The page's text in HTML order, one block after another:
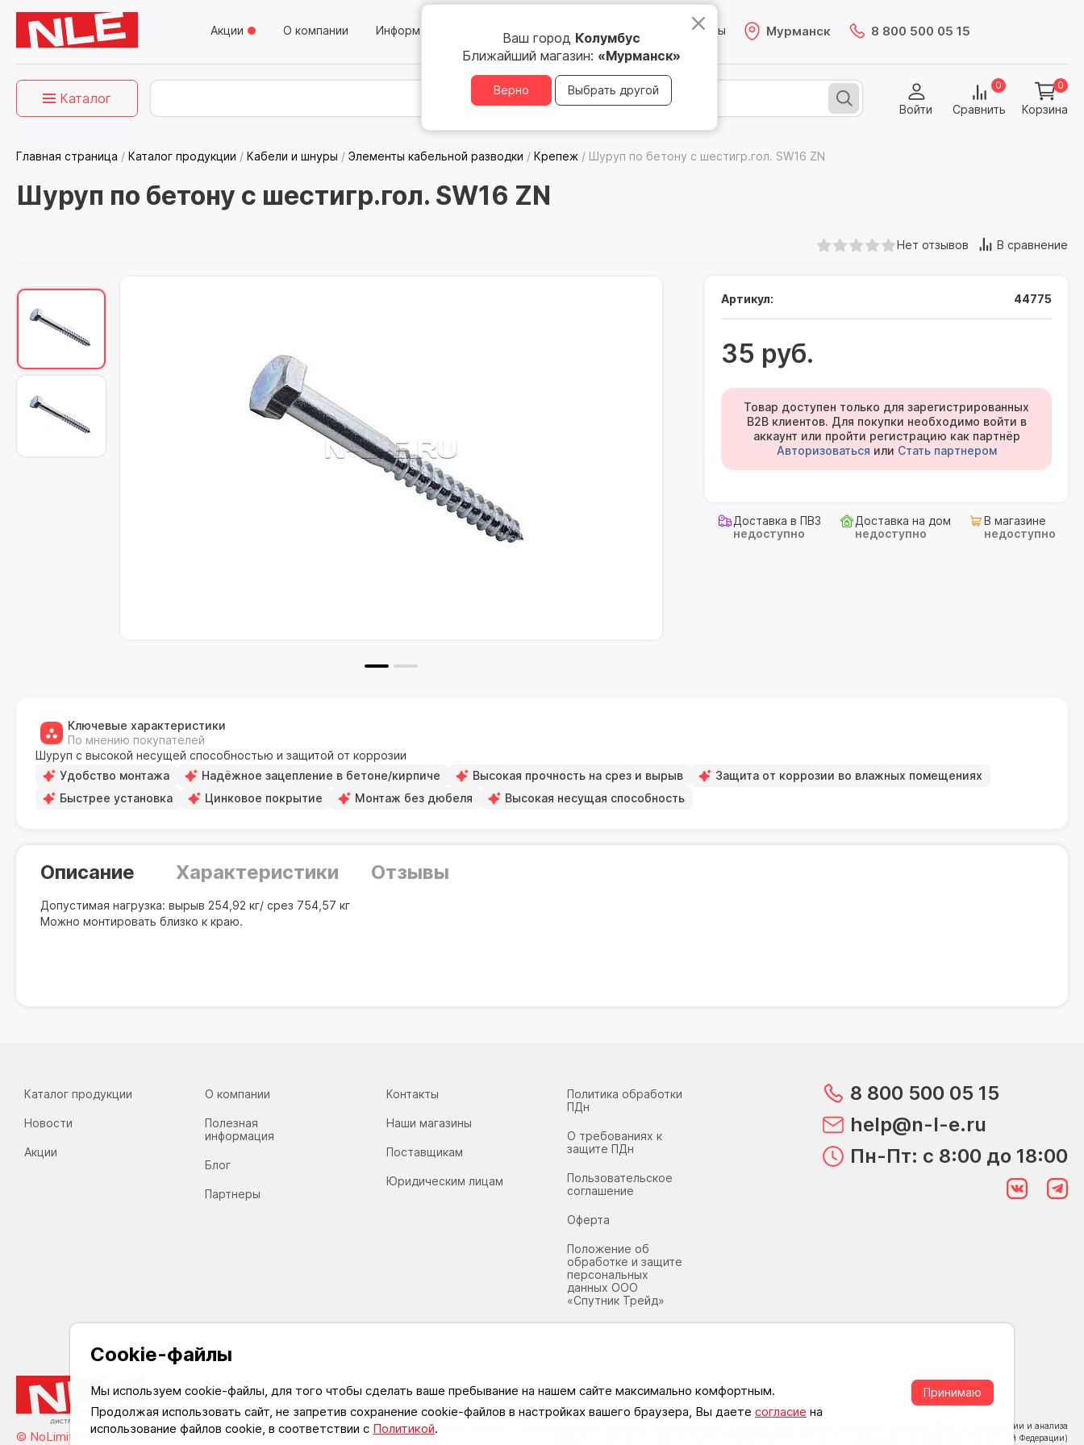
Акции О компании Информация Юридическим лицам Магазины Мурманск
Ваш город Колумбус
Ближайший магазин: «Мурманск»
Верно Выбрать другой
8 800 500 05 15
Каталог
Войти Сравнить
0
Корзина
0
Главная страница / Каталог продукции / Кабели и шнуры / Элементы кабельной разводки / Крепеж / Шуруп по бетону с шестигр.гол. SW16 ZN
Шуруп по бетону с шестигр.гол. SW16 ZN
Нет отзывов В сравнение
Артикул: 44775
35 руб.
Товар доступен только для зарегистрированных
B2B клиентов. Для покупки необходимо войти в
аккаунт или пройти регистрацию как партнёр
Авторизоваться или Стать партнером
Доставка в ПВЗ
недоступно
Доставка на дом
недоступно
В магазине
недоступно
Ключевые характеристики
По мнению покупателей
Шуруп с высокой несущей способностью и защитой от коррозии
Удобство монтажа
Надёжное зацепление в бетоне/кирпиче Высокая прочность на срез и вырыв
Защита от коррозии во влажных помещениях
Быстрее установка
Цинковое покрытие Монтаж без дюбеля Высокая несущая способность
Описание
Допустимая нагрузка: вырыв 254,92 кг/ срез 754,57 кг
Можно монтировать близко к краю.
Характеристики Отзывы
Каталог продукции
Новости
Акции
О компании
Полезная
информация
Блог
Партнеры
Контакты
Наши магазины
Поставщикам
Юридическим лицам
Политика обработки
ПДн
О требованиях к
защите ПДн
Пользовательское
соглашение
Оферта
Положение об
обработке и защите
персональных
данных ООО
«Спутник Трейд»
8 800 500 05 15
help@n-l-e.ru
Пн-Пт: с 8:00 до 18:00
© NoLimit Electronics 2026
На информационном ресурсе применяются рекомендательные технологии (информационные технологии предоставления информации на основе сбора, систематизации и анализа
сведений, относящихся к предпочтениям пользователей сети «Интернет», находящихся на территории Российской Федерации)
Cookie-файлы
Мы используем cookie-файлы, для того чтобы сделать ваше пребывание на нашем сайте максимально комфортным.
Продолжая использовать сайт, не запретив сохранение cookie-файлов в настройках вашего браузера, Вы даете согласие на
использование файлов cookie, в соответствии с Политикой.
Принимаю